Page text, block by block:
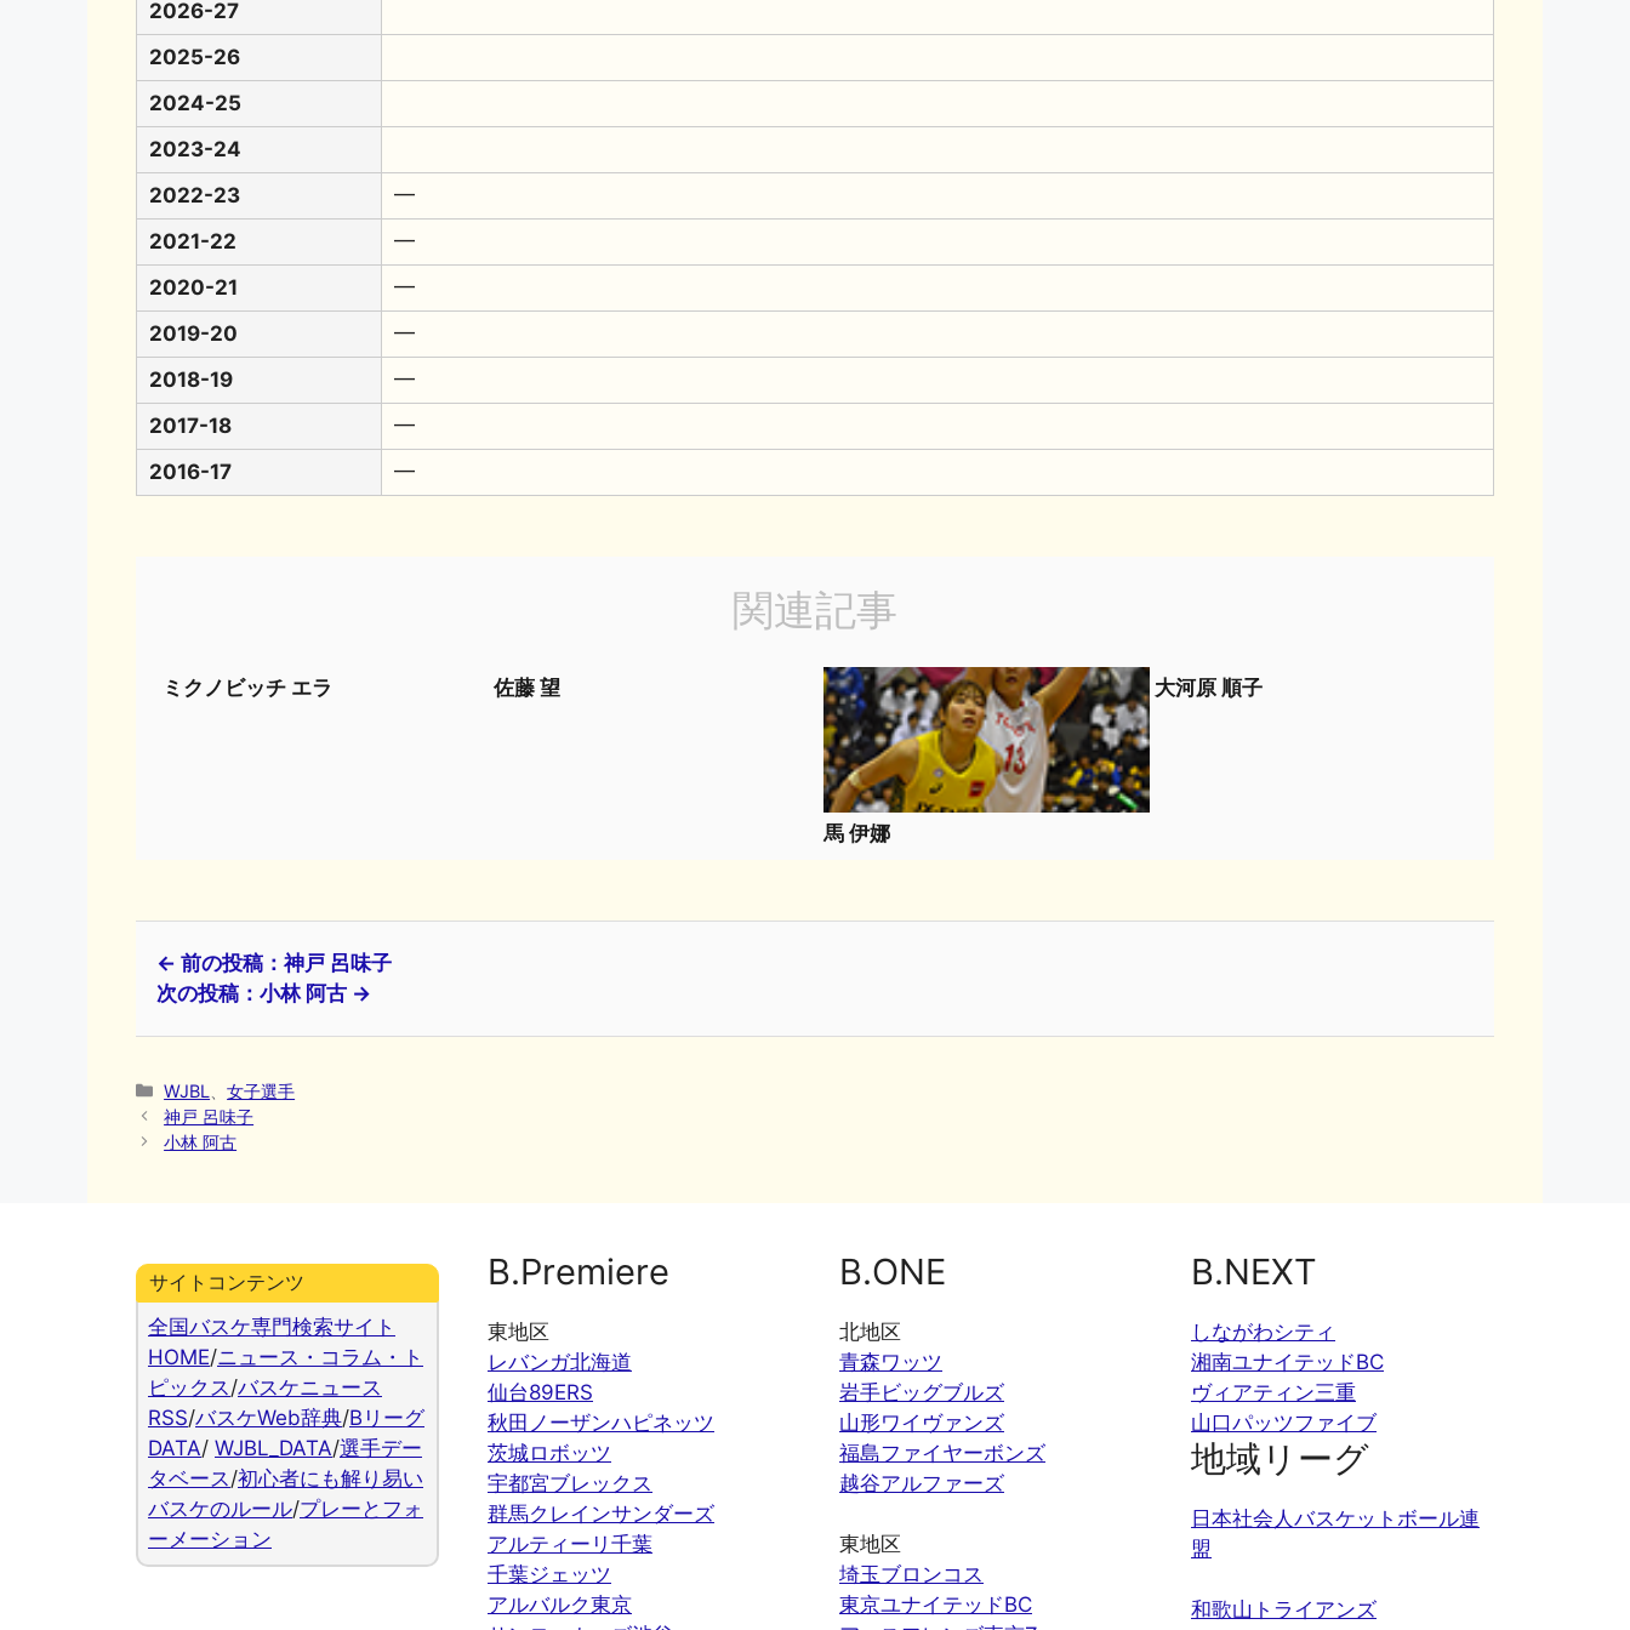
2026-27
2025-26
2024-25
2023-24
2022-23
━
2021-22
━
2020-21
━
2019-20
━
2018-19
━
2017-18
━
2016-17
━
関連記事
ミクノビッチ エラ 佐藤 望
馬 伊娜
大河原 順子
← 前の投稿：神戸 呂味子
次の投稿：小林 阿古 →
カ
テ
ゴ
WJBL 、女子選手
神戸 呂味子
小林 阿古
サイトコンテンツ
全国バスケ専門検索サイト
HOME/ニュース・コラム・ト
ピックス /バスケニュース
RSS/バスケWeb辞典/Bリーグ
DATA/ WJBL_DATA/選手デー
タベース /初心者にも解り易い
バスケのルール/プレーとフォ
ーメーション
B.Premiere
東地区
レバンガ北海道
仙台89ERS
秋田ノーザンハピネッツ
茨城ロボッツ
宇都宮ブレックス
群馬クレインサンダーズ
アルティーリ千葉
千葉ジェッツ
アルバルク東京
B.ONE
北地区
青森ワッツ
岩手ビッグブルズ
山形ワイヴァンズ
福島ファイヤーボンズ
越谷アルファーズ
東地区
埼玉ブロンコス
東京ユナイテッドBC
B.NEXT
しながわシティ
湘南ユナイテッドBC
ヴィアティン三重
山口パッツファイブ
地域リーグ
日本社会人バスケットボール連
盟
和歌山トライアンズ